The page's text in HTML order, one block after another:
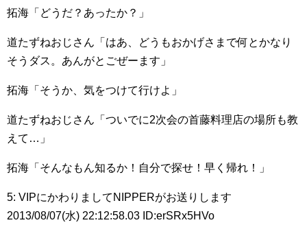
拓海「どうだ？あったか？」
道たずねおじさん「はあ、どうもおかげさまで何とかなり
そうダス。あんがとごぜーます」
拓海「そうか、気をつけて行けよ」
道たずねおじさん「ついでに2次会の首藤料理店の場所も教
えて…」
拓海「そんなもん知るか！自分で探せ！早く帰れ！」
5: VIPにかわりましてNIPPERがお送りします
2013/08/07(水) 22:12:58.03 ID:erSRx5HVo